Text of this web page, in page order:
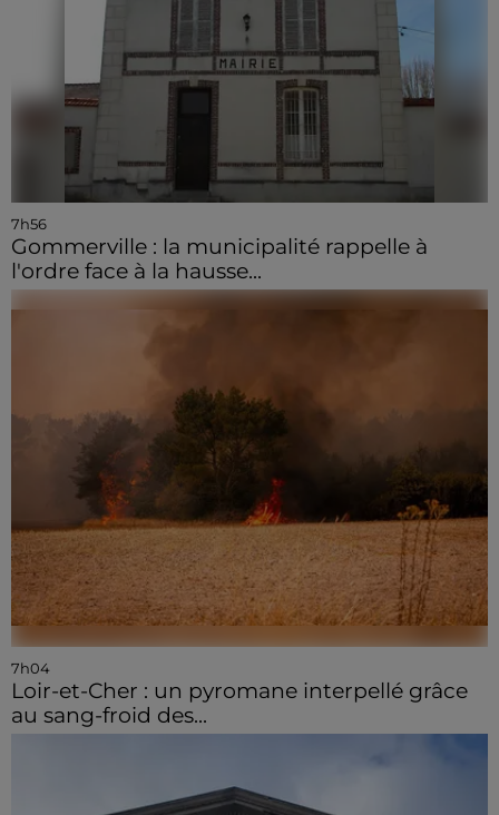
7h56
Gommerville : la municipalité rappelle à
l'ordre face à la hausse...
7h04
Loir-et-Cher : un pyromane interpellé grâce
au sang-froid des...